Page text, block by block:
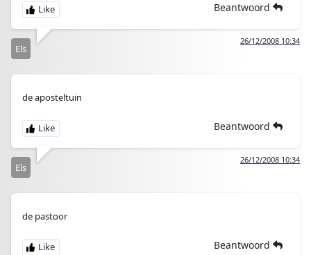
Beantwoord
26/12/2008 10:34
Els
de aposteltuin
Beantwoord
26/12/2008 10:34
Els
de pastoor
Beantwoord